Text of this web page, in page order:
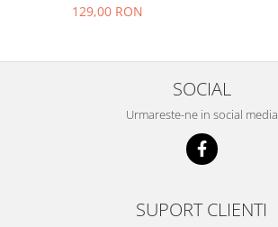
129,00 RON
SOCIAL
Urmareste-ne in social media
SUPORT CLIENTI